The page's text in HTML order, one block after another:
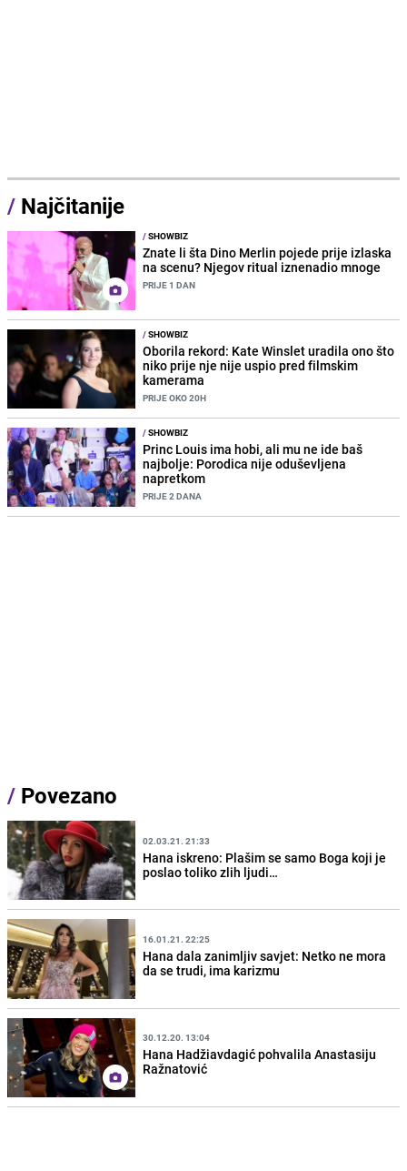
/ Najčitanije
/SHOWBIZ
Znate li šta Dino Merlin pojede prije izlaska
na scenu? Njegov ritual iznenadio mnoge
PRIJE 1 DAN
/SHOWBIZ
Oborila rekord: Kate Winslet uradila ono što
niko prije nje nije uspio pred filmskim
kamerama
PRIJE OKO 20H
/SHOWBIZ
Princ Louis ima hobi, ali mu ne ide baš
najbolje: Porodica nije oduševljena
napretkom
PRIJE 2 DANA
/ Povezano
02.03.21. 21:33
Hana iskreno: Plašim se samo Boga koji je
poslao toliko zlih ljudi…
16.01.21. 22:25
Hana dala zanimljiv savjet: Netko ne mora
da se trudi, ima karizmu
30.12.20. 13:04
Hana Hadžiavdagić pohvalila Anastasiju
Ražnatović